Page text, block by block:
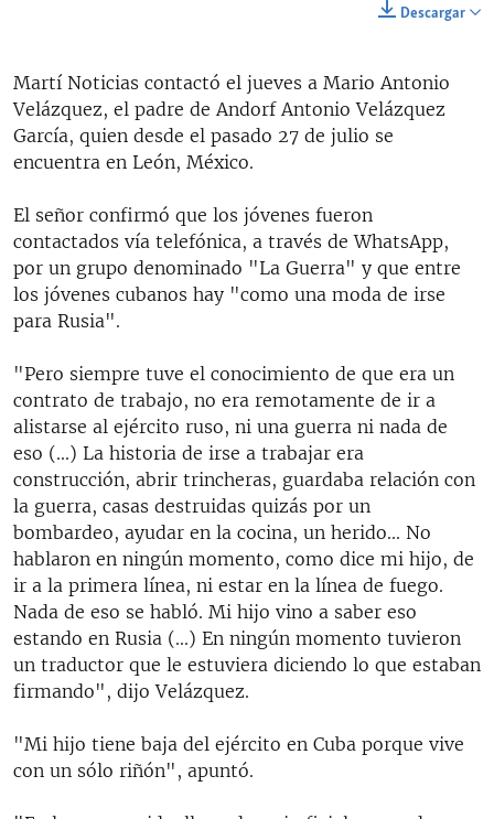
Descargar
Martí Noticias contactó el jueves a Mario Antonio
Velázquez, el padre de Andorf Antonio Velázquez
García, quien desde el pasado 27 de julio se
encuentra en León, México.
El señor confirmó que los jóvenes fueron
contactados vía telefónica, a través de WhatsApp,
por un grupo denominado "La Guerra" y que entre
los jóvenes cubanos hay "como una moda de irse
para Rusia".
"Pero siempre tuve el conocimiento de que era un
contrato de trabajo, no era remotamente de ir a
alistarse al ejército ruso, ni una guerra ni nada de
eso (...) La historia de irse a trabajar era
construcción, abrir trincheras, guardaba relación con
la guerra, casas destruidas quizás por un
bombardeo, ayudar en la cocina, un herido... No
hablaron en ningún momento, como dice mi hijo, de
ir a la primera línea, ni estar en la línea de fuego.
Nada de eso se habló. Mi hijo vino a saber eso
estando en Rusia (...) En ningún momento tuvieron
un traductor que le estuviera diciendo lo que estaban
firmando", dijo Velázquez.
"Mi hijo tiene baja del ejército en Cuba porque vive
con un sólo riñón", apuntó.